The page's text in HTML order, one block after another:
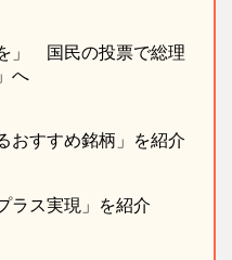
」 国民の投票で総理
へ
おすすめ銘柄」を紹介
ラス実現」を紹介